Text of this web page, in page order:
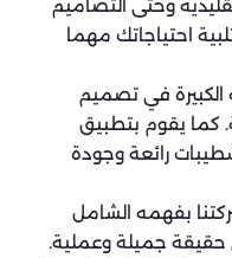
وحتى التصاميم
احتياجاتك مهما
الكبيرة في تصميم
كما يقوم بتطبيق
رائعة وجودة
بفهمه الشامل
حقيقة جميلة وعملية.